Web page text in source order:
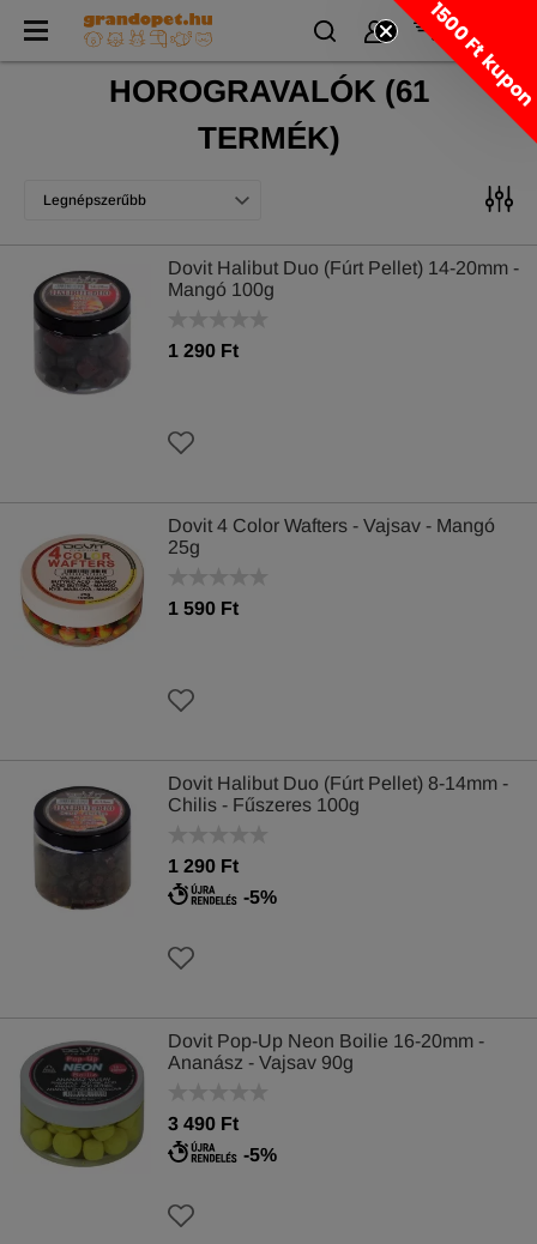
HOROGRAVALÓK (61
TERMÉK)
Legnépszerűbb
Dovit Halibut Duo (Fúrt Pellet) 14-20mm -
Mangó 100g
1 290 Ft
Dovit 4 Color Wafters - Vajsav - Mangó
25g
1 590 Ft
Dovit Halibut Duo (Fúrt Pellet) 8-14mm -
Chilis - Fűszeres 100g
1 290 Ft
-5%
Dovit Pop-Up Neon Boilie 16-20mm -
Ananász - Vajsav 90g
3 490 Ft
-5%
1500 Ft